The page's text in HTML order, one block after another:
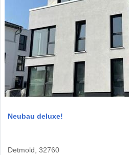
Neubau deluxe!
Detmold, 32760